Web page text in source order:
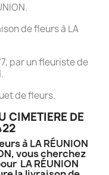
de fleurs à LA
par un fleuriste de
de fleurs.
CIMETIERE DE
à LA RÉUNION
vous cherchez
LA RÉUNION